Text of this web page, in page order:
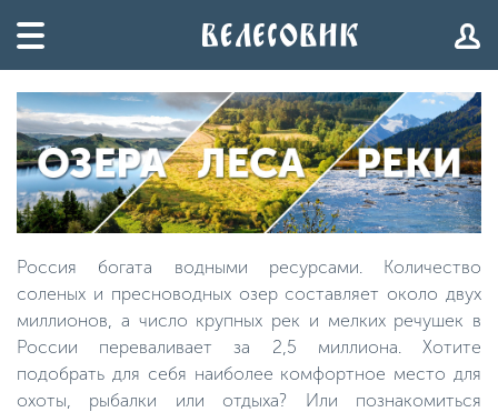
Россия богата водными ресурсами. Количество
соленых и пресноводных озер составляет около двух
миллионов, а число крупных рек и мелких речушек в
России переваливает за 2,5 миллиона. Хотите
подобрать для себя наиболее комфортное место для
охоты, рыбалки или отдыха? Или познакомиться